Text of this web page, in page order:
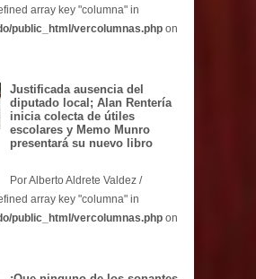
array key "columna" in
public_html/vercolumnas.php on
Justificada ausencia del
diputado local; Alan Rentería
inicia colecta de útiles
escolares y Memo Munro
presentará su nuevo libro
Por Alberto Aldrete Valdez /
array key "columna" in
public_html/vercolumnas.php on